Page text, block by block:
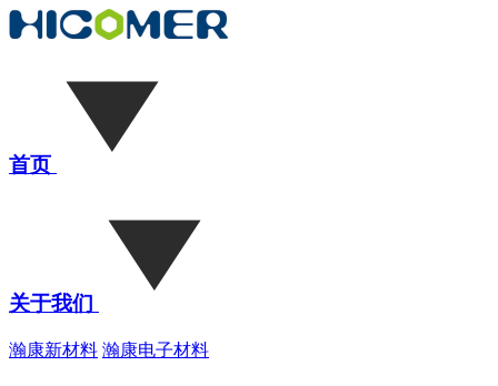
首页
关于我们
瀚康新材料 瀚康电子材料